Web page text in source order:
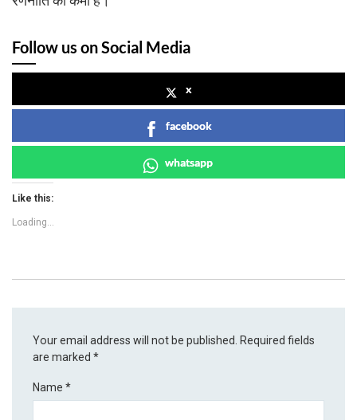
Follow us on Social Media
x
facebook
whatsapp
Like this:
Loading...
Your email address will not be published.
Required fields
are marked*
Name*